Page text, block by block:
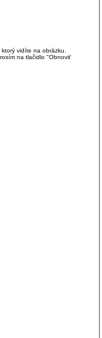
vidíte na obrázku.
na tlačidlo "Obnoviť